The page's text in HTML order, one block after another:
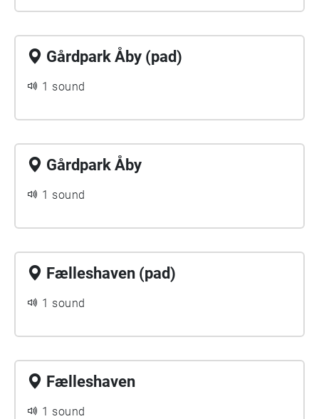
Gårdpark Åby (pad)
1 sound
Gårdpark Åby
1 sound
Fælleshaven (pad)
1 sound
Fælleshaven
1 sound